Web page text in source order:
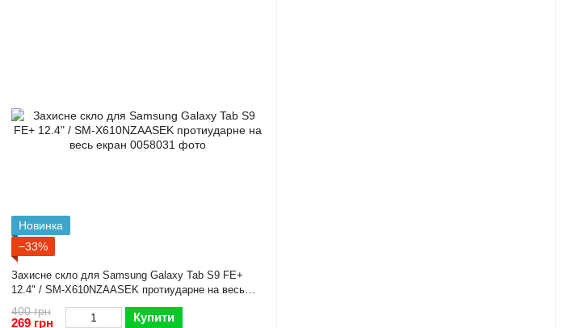
Новинка
−33%
Захисне скло для Samsung Galaxy Tab S9 FE+
12.4" / SM-X610NZAASEK протиударне на весь
екран
400 грн
269 грн Купити